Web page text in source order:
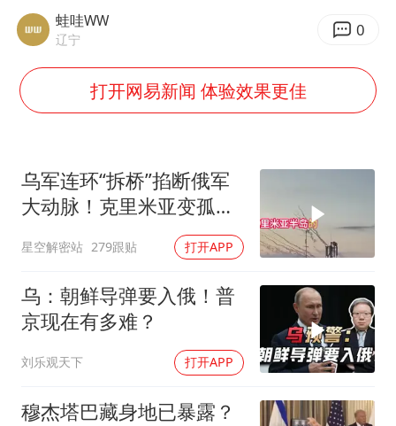
胜宏科技：股票交易异常波动
欧阳娜娜窦靖童好搭
中国女篮70-67险胜尼日利亚女篮
“今天得有40℃了吧 为啥还不预警”
“新疆阿勒泰八月能滑雪”不实
夯实基础开新局
蛙哇WW
辽宁 0
打开网易新闻 体验效果更佳
乌军连环“拆桥”掐断俄军
大动脉！克里米亚变孤
岛，黑海舰队被迫“搬
家”？
星空解密站 279跟贴 打开APP
乌：朝鲜导弹要入俄！普
京现在有多难？
刘乐观天下 打开APP
穆杰塔巴藏身地已暴露？